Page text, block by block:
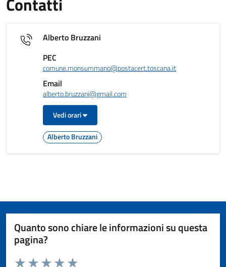
Alberto Bruzzani
PEC
comune.monsummano@postacert.toscana.it
Email
alberto.bruzzani@gmail.com
Vedi orari
Alberto Bruzzani
Quanto sono chiare le informazioni su questa
pagina?
Valuta da 1 a 5 stelle la pagina